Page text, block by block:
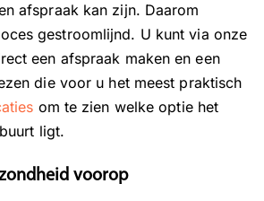
afspraak kan zijn. Daarom
gestroomlijnd. U kunt via onze
een afspraak maken en een
die voor u het meest praktisch
om te zien welke optie het
ligt.
voorop